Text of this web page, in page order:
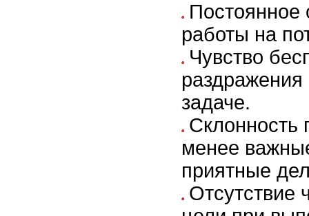
Постоянное
работы на
Чувство
задаче.
Склонность
менее
приятные
Отсутствие